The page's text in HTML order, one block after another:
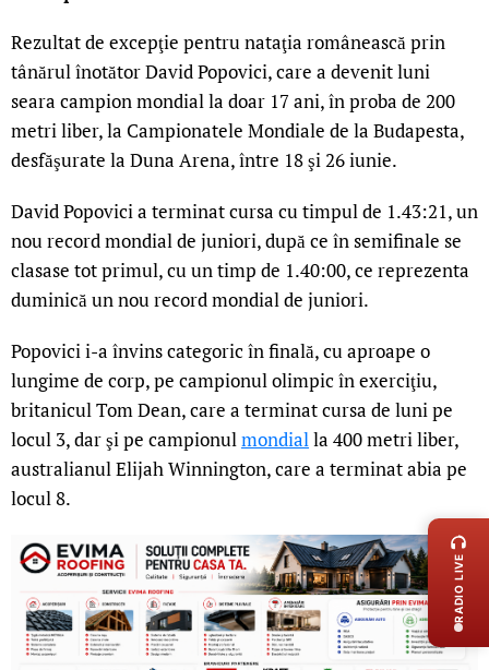
Rezultat de excepţie pentru nataţia românească prin
tânărul înotător David Popovici, care a devenit luni
seara campion mondial la doar 17 ani, în proba de 200
metri liber, la Campionatele Mondiale de la Budapesta,
desfăşurate la Duna Arena, între 18 şi 26 iunie.
David Popovici a terminat cursa cu timpul de 1.43:21, un
nou record mondial de juniori, după ce în semifinale se
clasase tot primul, cu un timp de 1.40:00, ce reprezenta
duminică un nou record mondial de juniori.
Popovici i-a învins categoric în finală, cu aproape o
lungime de corp, pe campionul olimpic în exerciţiu,
britanicul Tom Dean, care a terminat cursa de luni pe
locul 3, dar şi pe campionulmondialla 400 metri liber,
australianul Elijah Winnington, care a terminat abia pe
locul 8.
RADIO LIVE